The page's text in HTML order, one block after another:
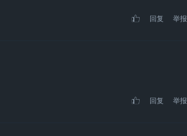
回复 举报
回复 举报